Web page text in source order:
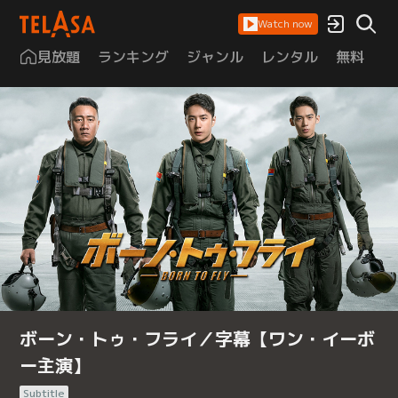
Watch now
見放題 ランキング ジャンル レンタル 無料
ボーン・トゥ・フライ／字幕【ワン・イーボ
ー主演】
Subtitle